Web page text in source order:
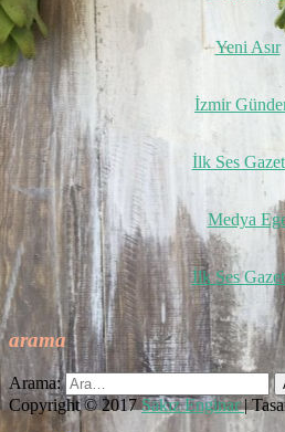
Yeni Asır
İzmir
İlk Ses
Medya
İlk Ses
arama
Arama:
Copyright © 2017 Sakız Enginar|